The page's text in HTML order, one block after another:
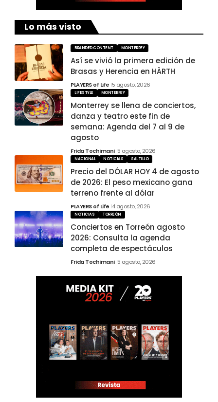
Lo más visto
BRANDED CONTENT MONTERREY
Así se vivió la primera edición de
Brasas y Herencia en HÄRTH
PLAYERS of Life 5 agosto, 2026
LIFESTYLE MONTERREY
Monterrey se llena de conciertos,
danza y teatro este fin de
semana: Agenda del 7 al 9 de
agosto
Frida Tochimani 5 agosto, 2026
NACIONAL NOTICIAS SALTILLO
Precio del DÓLAR HOY 4 de agosto
de 2026: El peso mexicano gana
terreno frente al dólar
PLAYERS of Life 4 agosto, 2026
NOTICIAS TORREÓN
Conciertos en Torreón agosto
2026: Consulta la agenda
completa de espectáculos
Frida Tochimani 5 agosto, 2026